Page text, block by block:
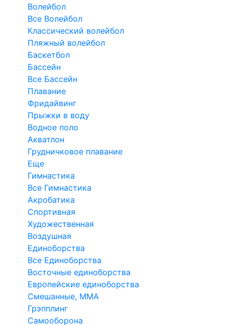
Волейбол
Все Волейбол
Классический волейбол
Пляжный волейбол
Баскетбол
Бассейн
Все Бассейн
Плавание
Фридайвинг
Прыжки в воду
Водное поло
Акватлон
Грудничковое плавание
Еще
Гимнастика
Все Гимнастика
Акробатика
Спортивная
Художественная
Воздушная
Единоборства
Все Единоборства
Восточные единоборства
Европейские единоборства
Смешанные, ММА
Грэпплинг
Самооборона